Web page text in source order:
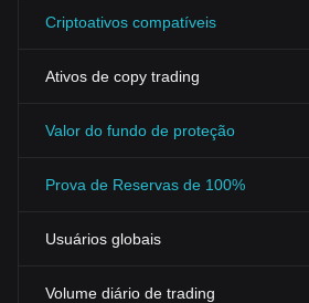
Criptoativos compatíveis
Ativos de copy trading
Valor do fundo de proteção
Prova de Reservas de 100%
Usuários globais
Volume diário de trading